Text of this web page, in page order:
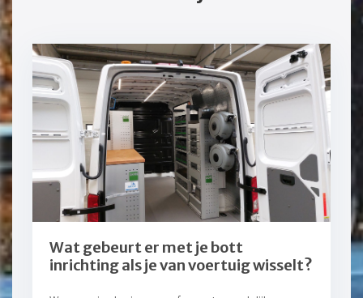
Wat gebeurt er met je bott
inrichting als je van voertuig wisselt?